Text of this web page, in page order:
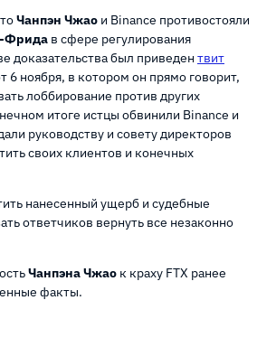
Чанпэн Чжао и Binance противостояли
Фрида в сфере регулирования
доказательства был приведен твит
6 ноября, в котором он прямо говорит,
лоббирование против других
итоге истцы обвинили Binance и
руководству и совету директоров
своих клиентов и конечных
нанесенный ущерб и судебные
ответчиков вернуть все незаконно
Чанпэна Чжао к краху FTX ранее
факты.